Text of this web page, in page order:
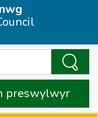
preswylwyr